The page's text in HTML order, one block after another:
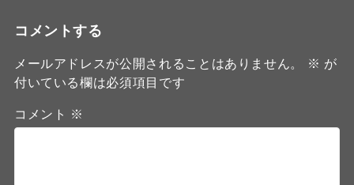
コメントする
メールアドレスが公開されることはありません。 ※ が
付いている欄は必須項目です
コメント ※